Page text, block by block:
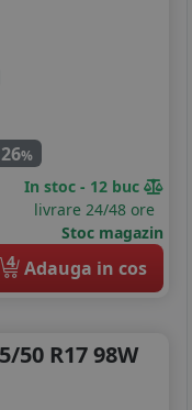
26%
In stoc - 12 buc
livrare 24/48 ore
Stoc magazin
4 Adauga in cos
50 R17 98W